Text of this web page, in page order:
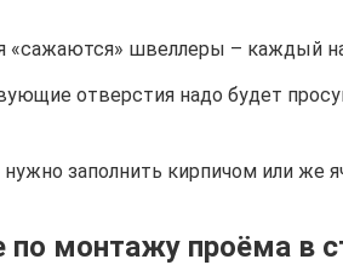
«сажаются» швеллеры – каждый
отверстия надо будет
заполнить кирпичом или же
по монтажу проёма в